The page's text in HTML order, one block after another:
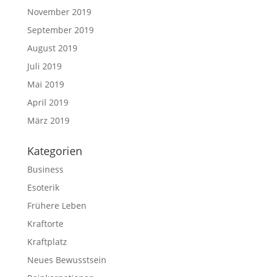
November 2019
September 2019
August 2019
Juli 2019
Mai 2019
April 2019
März 2019
Kategorien
Business
Esoterik
Frühere Leben
Kraftorte
Kraftplatz
Neues Bewusstsein